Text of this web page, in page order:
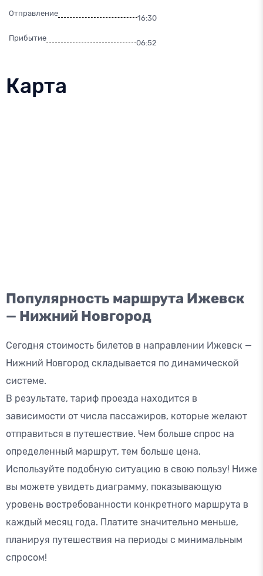
Отправление
16:30
Прибытие
06:52
Карта
Популярность маршрута Ижевск
— Нижний Новгород
Сегодня стоимость билетов в направлении Ижевск —
Нижний Новгород складывается по динамической
системе.
В результате, тариф проезда находится в
зависимости от числа пассажиров, которые желают
отправиться в путешествие. Чем больше спрос на
определенный маршрут, тем больше цена.
Используйте подобную ситуацию в свою пользу! Ниже
вы можете увидеть диаграмму, показывающую
уровень востребованности конкретного маршрута в
каждый месяц года. Платите значительно меньше,
планируя путешествия на периоды с минимальным
спросом!